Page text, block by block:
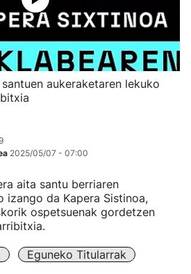
aukeraketaren lekuko
2025/05/07 - 07:00
aita santu berriaren
izango da Kapera Sistinoa,
ospetsuenak gordetzen
Eguneko Titularrak